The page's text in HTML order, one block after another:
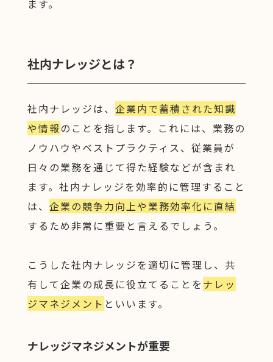
ます。
社内ナレッジとは？
社内ナレッジは、 企業内で蓄積された知識
や情報のことを指します。これには、業務の
ノウハウやベストプラクティス、従業員が
日々の業務を通じて得た経験などが含まれ
ます。社内ナレッジを効率的に管理すること
は、 企業の競争力向上や業務効率化に直結
するため非常に重要と言えるでしょう。
こうした社内ナレッジを適切に管理し、共
有して企業の成長に役立てることを ナレッ
ジマネジメント といいます。
ナレッジマネジメントが重要